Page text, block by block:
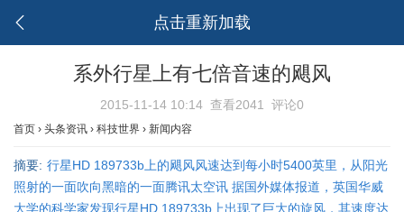
点击重新加载
系外行星上有七倍音速的飓风
2015-11-14 10:14 查看2041 评论0
首页 › 头条资讯 › 科技世界 › 新闻内容
摘要: 行星HD 189733b上的飓风风速达到每小时5400英里，从阳光
照射的一面吹向黑暗的一面腾讯太空讯 据国外媒体报道，英国华威
大学的科学家发现行星HD 189733b上出现了巨大的旋风，其速度达